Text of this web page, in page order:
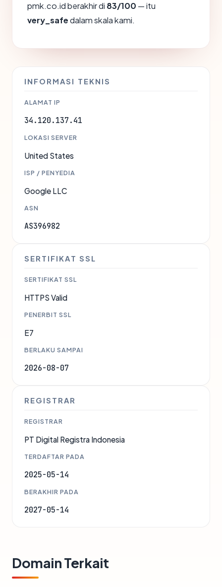
pmk.co.id berakhir di 83/100 — itu
very_safedalam skala kami.
INFORMASI TEKNIS
ALAMAT IP
34.120.137.41
LOKASI SERVER
United States
ISP / PENYEDIA
Google LLC
ASN
AS396982
SERTIFIKAT SSL
SERTIFIKAT SSL
HTTPS Valid
PENERBIT SSL
E7
BERLAKU SAMPAI
2026-08-07
REGISTRAR
REGISTRAR
PT Digital Registra Indonesia
TERDAFTAR PADA
2025-05-14
BERAKHIR PADA
2027-05-14
Domain Terkait